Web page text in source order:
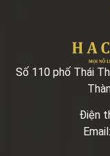
Số 110 phố Thái
Điện